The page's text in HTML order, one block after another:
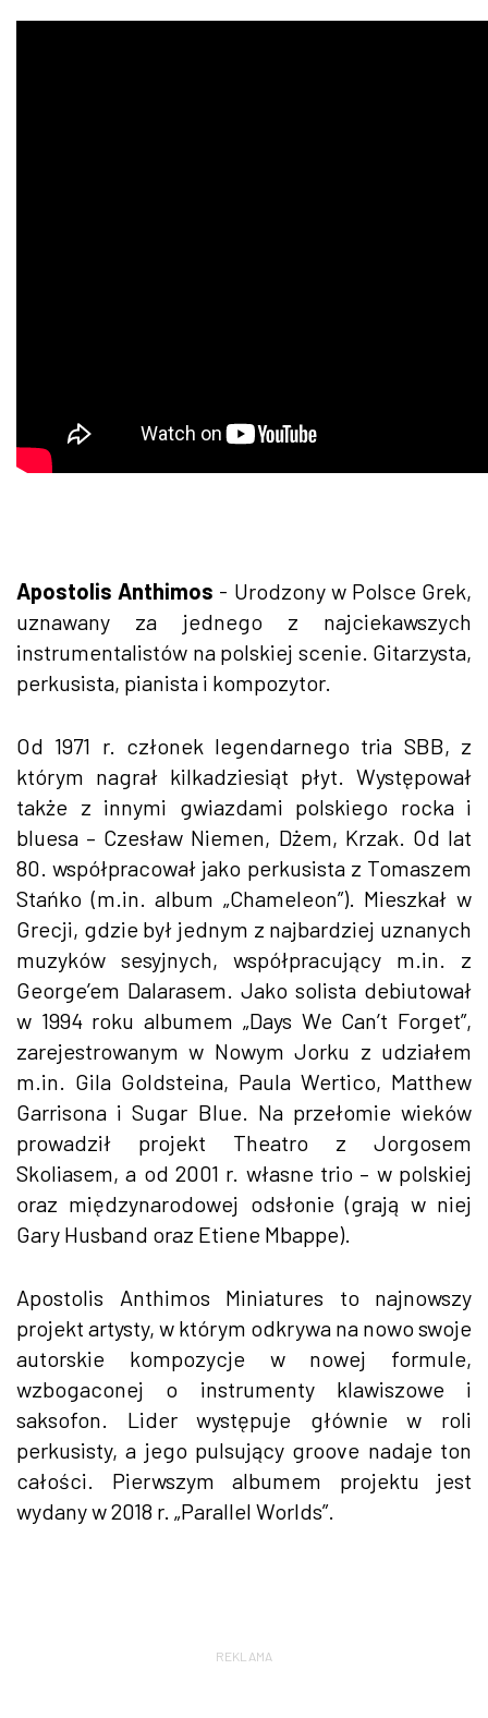
Apostolis Anthimos - Urodzony w Polsce Grek,
uznawany za jednego z najciekawszych
instrumentalistów na polskiej scenie. Gitarzysta,
perkusista, pianista i kompozytor.
Od 1971 r. członek legendarnego tria SBB, z
którym nagrał kilkadziesiąt płyt. Występował
także z innymi gwiazdami polskiego rocka i
bluesa – Czesław Niemen, Dżem, Krzak. Od lat
80. współpracował jako perkusista z Tomaszem
Stańko (m.in. album „Chameleon”). Mieszkał w
Grecji, gdzie był jednym z najbardziej uznanych
muzyków sesyjnych, współpracujący m.in. z
George’em Dalarasem. Jako solista debiutował
w 1994 roku albumem „Days We Can’t Forget”,
zarejestrowanym w Nowym Jorku z udziałem
m.in. Gila Goldsteina, Paula Wertico, Matthew
Garrisona i Sugar Blue. Na przełomie wieków
prowadził projekt Theatro z Jorgosem
Skoliasem, a od 2001 r. własne trio – w polskiej
oraz międzynarodowej odsłonie (grają w niej
Gary Husband oraz Etiene Mbappe).
Apostolis Anthimos Miniatures to najnowszy
projekt artysty, w którym odkrywa na nowo swoje
autorskie kompozycje w nowej formule,
wzbogaconej o instrumenty klawiszowe i
saksofon. Lider występuje głównie w roli
perkusisty, a jego pulsujący groove nadaje ton
całości. Pierwszym albumem projektu jest
wydany w 2018 r. „Parallel Worlds”.
REKLAMA